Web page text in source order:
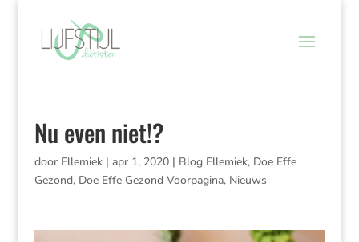
Nu even niet!?
door Ellemiek| apr 1, 2020| Blog Ellemiek, Doe Effe
Gezond, Doe Effe Gezond Voorpagina, Nieuws